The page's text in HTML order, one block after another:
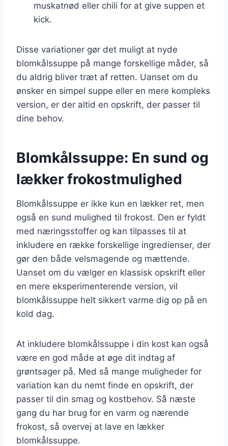
muskatnød eller chili for at give suppen et
kick.
Disse variationer gør det muligt at nyde
blomkålssuppe på mange forskellige måder, så
du aldrig bliver træt af retten. Uanset om du
ønsker en simpel suppe eller en mere kompleks
version, er der altid en opskrift, der passer til
dine behov.
Blomkålssuppe: En sund og
lækker frokostmulighed
Blomkålssuppe er ikke kun en lækker ret, men
også en sund mulighed til frokost. Den er fyldt
med næringsstoffer og kan tilpasses til at
inkludere en række forskellige ingredienser, der
gør den både velsmagende og mættende.
Uanset om du vælger en klassisk opskrift eller
en mere eksperimenterende version, vil
blomkålssuppe helt sikkert varme dig op på en
kold dag.
At inkludere blomkålssuppe i din kost kan også
være en god måde at øge dit indtag af
grøntsager på. Med så mange muligheder for
variation kan du nemt finde en opskrift, der
passer til din smag og kostbehov. Så næste
gang du har brug for en varm og nærende
frokost, så overvej at lave en lækker
blomkålssuppe.